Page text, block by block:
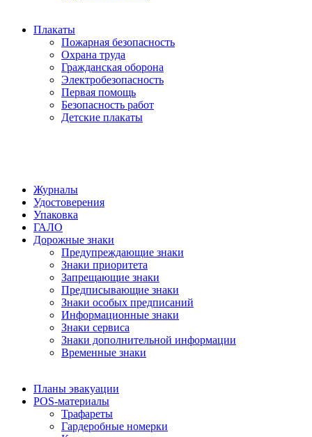
Плакаты
Пожарная безопасность
Охрана труда
Гражданская оборона
Электробезопасность
Первая помощь
Безопасность работ
Детские плакаты
Журналы
Удостоверения
Упаковка
ГАЛО
Дорожные знаки
Предупреждающие знаки
Знаки приоритета
Запрещающие знаки
Предписывающие знаки
Знаки особых предписаний
Информационные знаки
Знаки сервиса
Знаки дополнительной информации
Временные знаки
Планы эвакуации
POS-материалы
Трафареты
Гардеробные номерки